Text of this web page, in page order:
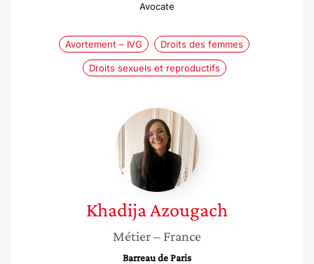
Avocate
Avortement – IVG Droits des femmes
Droits sexuels et reproductifs
Khadija
Azougach
KhadijaAzougach
Métier– France
Barreau de Paris